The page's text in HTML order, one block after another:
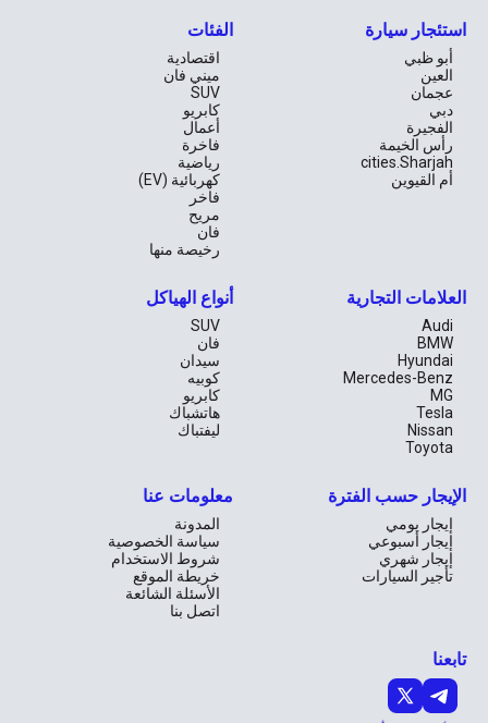
استئجار سيارة
أبو ظبي
العين
عجمان
دبي
الفجيرة
رأس الخيمة
cities.Sharjah
أم القيوين
الفئات
اقتصادية
ميني فان
SUV
كابريو
أعمال
فاخرة
رياضية
كهربائية (EV)
فاخر
مريح
فان
رخيصة منها
العلامات التجارية
Audi
BMW
Hyundai
Mercedes-Benz
MG
Tesla
Nissan
Toyota
أنواع الهياكل
SUV
فان
سيدان
كوبيه
كابريو
هاتشباك
ليفتباك
الإيجار حسب الفترة
إيجار يومي
إيجار أسبوعي
إيجار شهري
تأجير السيارات
معلومات عنا
المدونة
سياسة الخصوصية
شروط الاستخدام
خريطة الموقع
الأسئلة الشائعة
اتصل بنا
تابعنا